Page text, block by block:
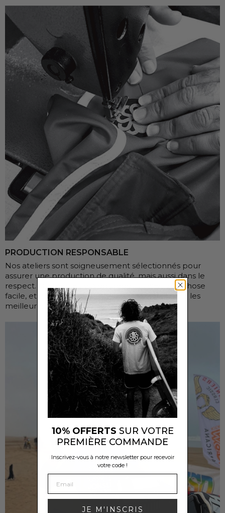
PRODUCTION RESPONSABLE
Nos ateliers sont soigneusement sélectionnés pour
assurer une production de qualité, mais aussi dans le
respect. Donner la vie à nos produits n’est pas chose
facile, et nous tenons à ce que cela soit fait dans les
meilleures conditions possibles.
10% OFFERTS SUR VOTRE
PREMIÈRE COMMANDE
Inscrivez-vous à notre newsletter pour recevoir
votre code !
JE M'INSCRIS